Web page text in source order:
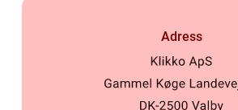
Adress